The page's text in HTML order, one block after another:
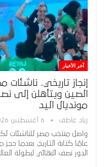
آخر الأخبار
إنجاز تاريخي.. ناشئات
الصين ويتأهلن إلى
مونديال اليد
زياد عاطف 6 أغسطس 2026
عامًا كتابة التاريخ، بعدما
الدور نصف النهائي لبطولة